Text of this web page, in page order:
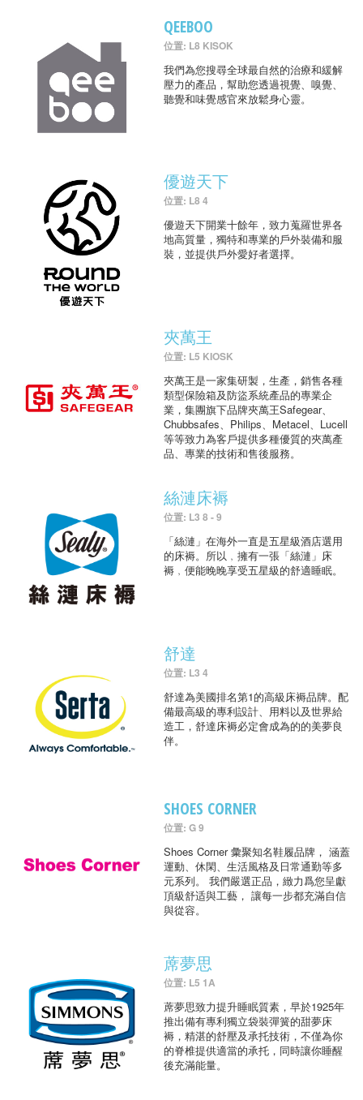
QEEBOO
位置: L8 KISOK
我們為您搜尋全球最自然的治療和緩解
壓力的產品，幫助您透過視覺、嗅覺、
聽覺和味覺感官來放鬆身心靈。
優遊天下
位置: L8 4
優遊天下開業十餘年，致力蒐羅世界各
地高質量，獨特和專業的戶外裝備和服
裝，並提供戶外愛好者選擇。
夾萬王
位置: L5 KIOSK
夾萬王是一家集研製，生產，銷售各種
類型保險箱及防盜系統產品的專業企
業，集團旗下品牌夾萬王Safegear、
Chubbsafes、Philips、Metacel、Lucell
等等致力為客戶提供多種優質的夾萬產
品、專業的技術和售後服務。
絲漣床褥
位置: L3 8 - 9
「絲漣」在海外一直是五星級酒店選用
的床褥。所以﹐擁有一張「絲漣」床
褥﹐便能晚晚享受五星級的舒適睡眠。
舒達
位置: L3 4
舒達為美國排名第1的高級床褥品牌。配
備最高級的專利設計、用料以及世界給
造工，舒達床褥必定會成為的的美夢良
伴。
SHOES CORNER
位置: G 9
Shoes Corner 彙聚知名鞋履品牌， 涵蓋
運動、休閑、生活風格及日常通勤等多
元系列。 我們嚴選正品，緻力爲您呈獻
頂級舒适與工藝， 讓每一步都充滿自信
與從容。
蓆夢思
位置: L5 1A
蓆夢思致力提升睡眠質素，早於1925年
推出備有專利獨立袋裝彈簧的甜夢床
褥，精湛的舒壓及承托技術，不僅為你
的脊椎提供適當的承托，同時讓你睡醒
後充滿能量。